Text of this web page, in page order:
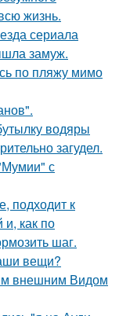
жизнь.
сериала
замуж.
по пляжу мимо
водяры
загудел.
с
подходит к
как по
шаг.
вещи?
внешним Видом